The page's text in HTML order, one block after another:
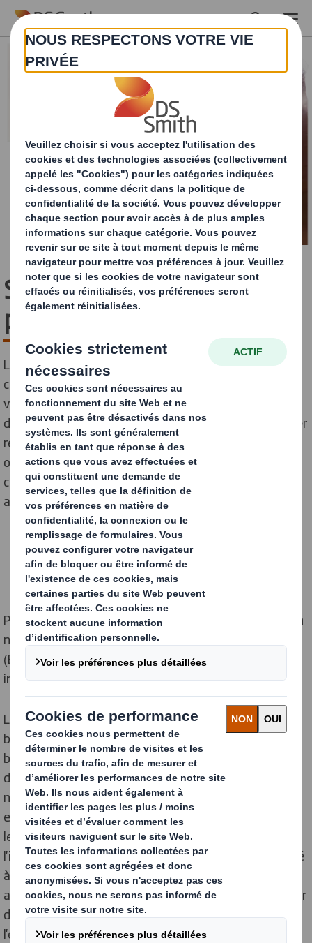
Skip to main content
Smart Packaging :
partenariat BeFC
Le géant de l'emballage DS Smith annonce une
collaboration avec la start-up BeFC. Les entreprises
vont explorer des solutions d'emballage intelligentes,
durables et performantes, fabriquées à partir de papier
recyclable. Ce partenariat s'inscrit dans le cadre d'un
objectif plus large visant à garantir l'efficacité de la
chaîne d'approvisionnement, à réduire les déchets et à
accélérer la transition vers une économie circulaire.
Paris, 23 avril 2024 - DS Smith a annoncé aujourd'hui un
nouveau partenariat avec Bioenzymatic Fuel Cells
(BeFC), pionnier dans le développement d'étiquettes
intelligentes entièrement recyclables.
La start-up française BeFC a été créée en 2020 dans le
but de remplacer les piles traditionnelles par des
biopiles. Depuis, BeFC a progressé dans le
développement de solutions imprimées
numériquement, qui sont performantes et
entièrement recyclables. La participation de DS Smith,
leader de l'emballage durable, s'inscrit dans le cadre de
l'investissement de 100 millions de livres sterling dédié
à la R&D et l'innovation annoncée en 2021 pour
accélérer la recherche dans l'économie circulaire et offrir
des emballages ayant moins d'impact sur
l'environnement.